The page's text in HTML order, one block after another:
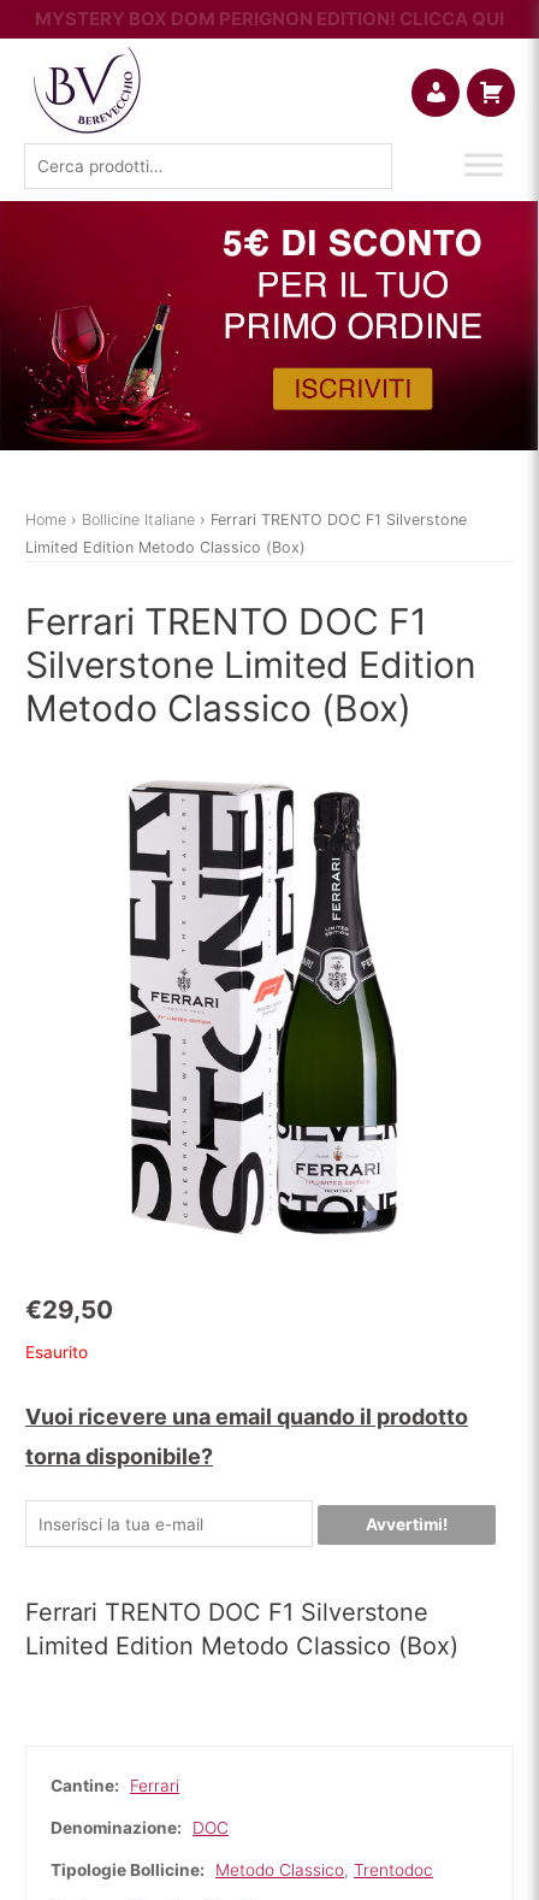
MYSTERY BOX DOM PERIGNON EDITION! CLICCA QUI
Cerca:
Home › Bollicine Italiane › Ferrari TRENTO DOC F1 Silverstone
Limited Edition Metodo Classico (Box)
Ferrari TRENTO DOC F1
Silverstone Limited Edition
Metodo Classico (Box)
€29,50
Esaurito
Vuoi ricevere una email quando il prodotto
torna disponibile?
Avvertimi!
Ferrari TRENTO DOC F1 Silverstone
Limited Edition Metodo Classico (Box)
Cantine: Ferrari
Denominazione: DOC
Tipologie Bollicine: Metodo Classico,Trentodoc